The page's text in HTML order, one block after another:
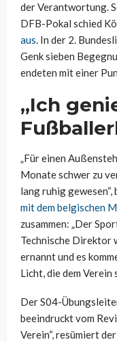
der Verantwortung.
DFB-Pokal schied
aus. In der 2.
Genk sieben
endeten mit einer
„Ich
„Für einen
Monate schwer zu
lang ruhig
mit dem belgischen
zusammen: „Der
Technische Direktor
ernannt und es
Licht, die dem Verein
Der S04-
beeindruckt vom
Verein“, resümiert